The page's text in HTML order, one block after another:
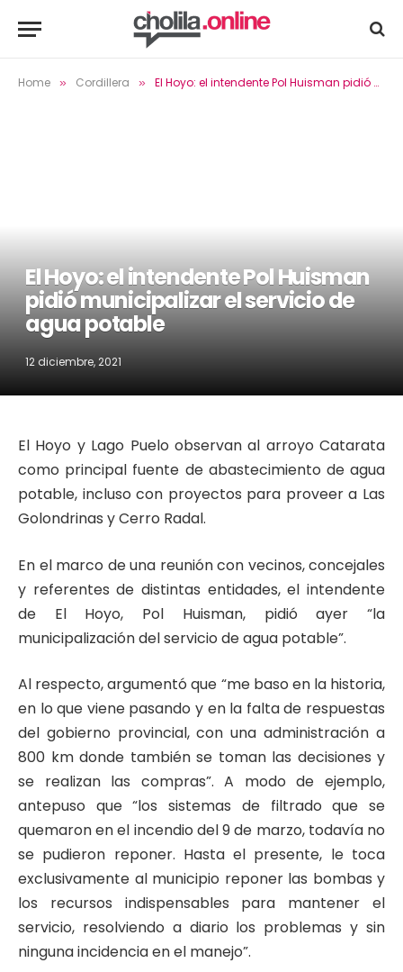
Home » Cordillera » El Hoyo: el intendente Pol Huisman pidió municipalizar el servicio de agua potable
El Hoyo: el intendente Pol Huisman
pidió municipalizar el servicio de
agua potable
12 diciembre, 2021
El Hoyo y Lago Puelo observan al arroyo Catarata
como principal fuente de abastecimiento de agua
potable, incluso con proyectos para proveer a Las
Golondrinas y Cerro Radal.
En el marco de una reunión con vecinos, concejales
y referentes de distintas entidades, el intendente
de El Hoyo, Pol Huisman, pidió ayer “la
municipalización del servicio de agua potable”.
Al respecto, argumentó que “me baso en la historia,
en lo que viene pasando y en la falta de respuestas
del gobierno provincial, con una administración a
800 km donde también se toman las decisiones y
se realizan las compras”. A modo de ejemplo,
antepuso que “los sistemas de filtrado que se
quemaron en el incendio del 9 de marzo, todavía no
se pudieron reponer. Hasta el presente, le toca
exclusivamente al municipio reponer las bombas y
los recursos indispensables para mantener el
servicio, resolviendo a diario los problemas y sin
ninguna incidencia en el manejo”.